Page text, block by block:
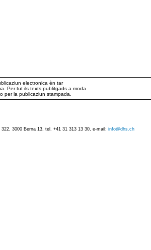
electronica èn tar
Per tut ils texts publitgads a moda
per la publicaziun stampada.
3000 Berna 13, tel. +41 31 313 13 30, e-mail: info@dhs.ch